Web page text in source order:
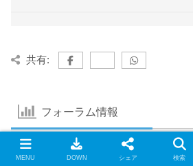
共有:
フォーラム情報
フォーラム 10.7 K
MENU DOWN シェア 検索